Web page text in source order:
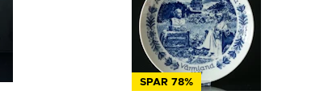
SPAR 78%